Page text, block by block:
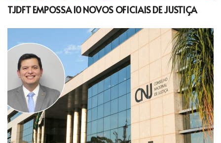
TJDFT EMPOSSA 10 NOVOS OFICIAIS DE JUSTIÇA